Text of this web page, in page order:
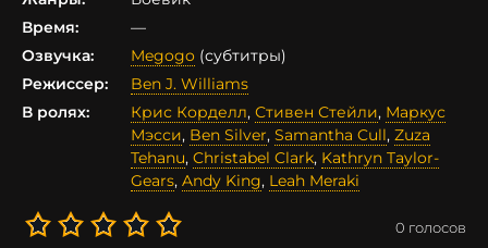
Время:
—
Озвучка:
Megogo (субтитры)
Режиссер:
Ben J. Williams
В ролях:
Крис Корделл, Стивен Стейли, Маркус
Мэсси, Ben Silver, Samantha Cull, Zuza
Tehanu, Christabel Clark, Kathryn Taylor-
Gears, Andy King, Leah Meraki
0 голосов